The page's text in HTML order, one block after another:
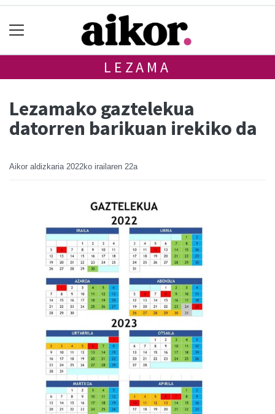
LEZAMA
Lezamako gaztelekua
datorren barikuan irekiko da
Aikor aldizkaria 2022ko irailaren 22a